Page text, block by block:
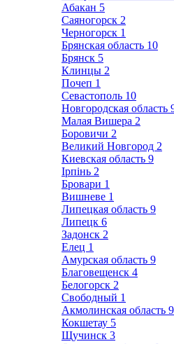
Абакан 5
Саяногорск 2
Черногорск 1
Брянская область 10
Брянск 5
Клинцы 2
Почеп 1
Севастополь 10
Новгородская область
Малая Вишера 2
Боровичи 2
Великий Новгород 2
Киевская область 9
Ірпінь 2
Бровари 1
Вишневе 1
Липецкая область 9
Липецк 6
Задонск 2
Елец 1
Амурская область 9
Благовещенск 4
Белогорск 2
Свободный 1
Акмолинская область 9
Кокшетау 5
Щучинск 3